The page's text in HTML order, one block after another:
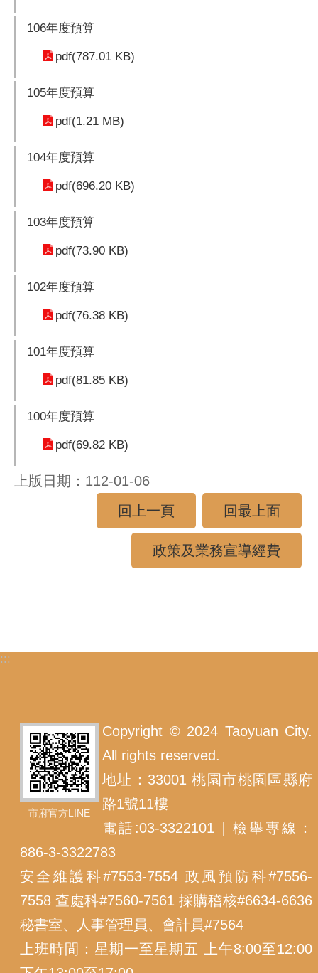
106年度預算
pdf(787.01 KB)
105年度預算
pdf(1.21 MB)
104年度預算
pdf(696.20 KB)
103年度預算
pdf(73.90 KB)
102年度預算
pdf(76.38 KB)
101年度預算
pdf(81.85 KB)
100年度預算
pdf(69.82 KB)
上版日期：112-01-06
回上一頁
回最上面
政策及業務宣導經費
:::
市府官方LINE
Copyright © 2024 Taoyuan City.
All rights reserved.
地址：33001 桃園市桃園區縣府
路1號11樓
電話:03-3322101｜檢舉專線：
886-3-3322783
安全維護科#7553-7554 政風預防科#7556-
7558 查處科#7560-7561 採購稽核#6634-6636
秘書室、人事管理員、會計員#7564
上班時間：星期一至星期五 上午8:00至12:00